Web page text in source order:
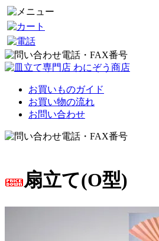
お買いものガイド
お買い物の流れ
お問い合わせ
扇立て(O型)